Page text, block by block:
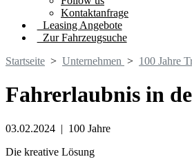
Kontaktanfrage
Leasing Angebote
Zur Fahrzeugsuche
Startseite > Unternehmen > 100 Jahre
Fahrerlaubnis in
03.02.2024 | 100 Jahre
Die kreative Lösung